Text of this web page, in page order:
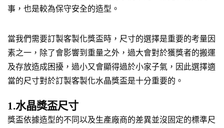
事，也是較為保守安全的造型。
當我們需要訂製客製化獎盃時，尺寸的選擇是重要的考量因
素之一，除了會影響到重量之外，過大會對於獲獎者的搬運
及存放造成困擾，過小又會顯得過於小家子氣，因此選擇適
當的尺寸對於訂製客製化水晶獎盃是十分重要的。
1.水晶獎盃尺寸
獎盃依據造型的不同以及生產廠商的差異並沒固定的標準尺